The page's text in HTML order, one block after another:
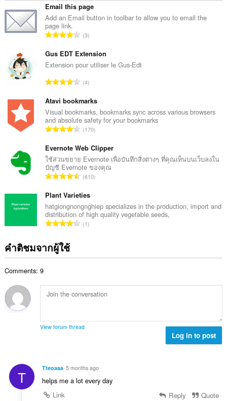
Email this page
Add an Email button in toolbar to allow you to email the
page link.
จำ
ว
น
ะ
น
น
ร
ว
ม
ทั้
ง
ห
ด
:
3
Gus EDT Extension
Extension pour utiliser le Gus-Edt
จำ
ว
น
ค
ะ
น
น
ร
ว
ม
ทั้
ง
ห
4
Atavi bookmarks
Visual bookmarks, bookmarks sync across various browsers
and absolute safety for your bookmarks
จำ
ว
น
ค
ะ
น
น
ร
ว
ง
ด
170
Evernote Web Clipper
ใช้ส่วนขยาย Evernote เพื่อบันทึกสิ่งต่างๆ ที่คุณเห็นบนเว็บลงใน
บัญชี Evernote ของคุณ
จำ
ว
น
ค
ะ
น
ม
ทั้
ม
610
Plant Varieties
hatgiongnongnghiep specializes in the production, import and
distribution of high quality vegetable seeds,
จำ
แ
น
ว
ห
ด
1
คำติชมจากผู้ใช้
Comments: 9
View forum thread
Log in to post
T Tteoaaa 5 months ago
helps me a lot every day
Link
Reply Quote